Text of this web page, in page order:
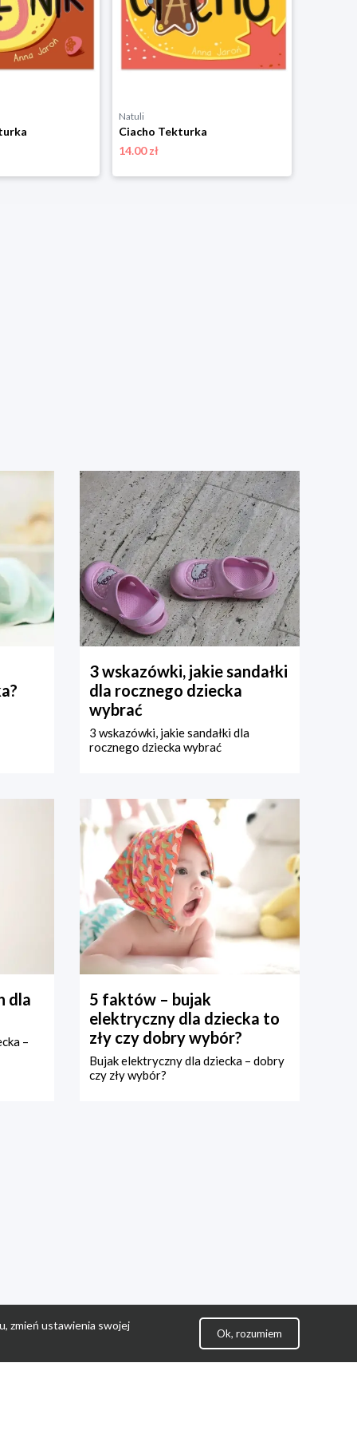
Natuli
Ciacho Tekturka
14.00 zł
3 wskazówki, jakie sandałki
dla rocznego dziecka
wybrać
3 wskazówki, jakie sandałki dla
rocznego dziecka wybrać
dla
–
5 faktów – bujak
elektryczny dla dziecka to
zły czy dobry wybór?
Bujak elektryczny dla dziecka – dobry
czy zły wybór?
zmień ustawienia swojej
Ok, rozumiem